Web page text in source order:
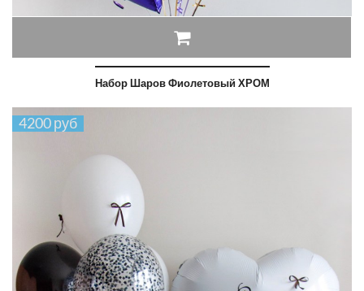
Набор Шаров Фиолетовый ХРОМ
4200 руб